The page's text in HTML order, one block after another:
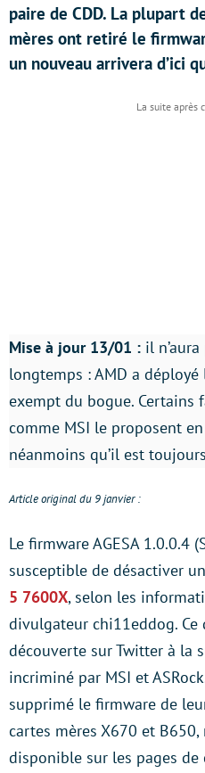
paire de CDD. La plupart
mères ont retiré le
un nouveau arrivera d’ici
Mise à jour 13/01 : il
longtemps : AMD a
exempt du bogue. Certains
comme MSI le proposent
néanmoins qu’il est
Article original du 9 janvier :
Le firmware AGESA 1.0.0.4
susceptible de désactiver
5 7600X, selon les
divulgateur chi11eddog.
découverte sur Twitter à la
incriminé par MSI et
supprimé le firmware de
cartes mères X670 et
disponible sur les pages de